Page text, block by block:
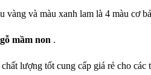
và màu xanh lam là 4 màu cơ
mầm non .
chất lượng tốt cung cấp giá rẻ cho các